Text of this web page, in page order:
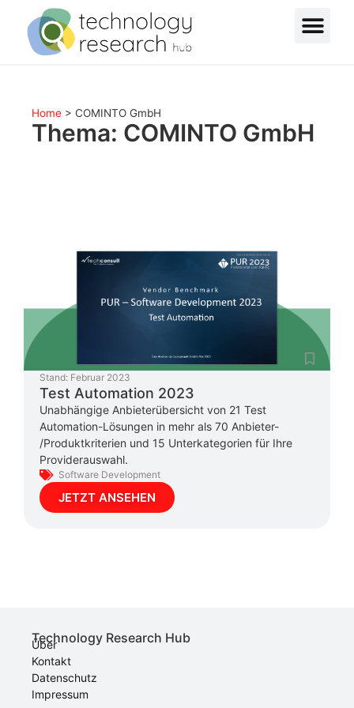
Home > COMINTO GmbH
Thema: COMINTO GmbH
Stand: Februar 2023
Test Automation 2023
Unabhängige Anbieterübersicht von 21 Test
Automation-Lösungen in mehr als 70 Anbieter-
/Produktkriterien und 15 Unterkategorien für Ihre
Providerauswahl.
Software Development
JETZT ANSEHEN
Technology Research Hub
Über
Kontakt
Datenschutz
Impressum